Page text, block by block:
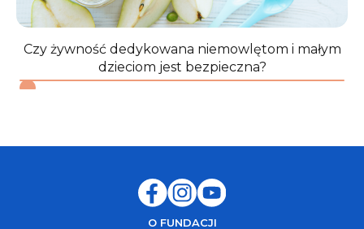
Czy żywność dedykowana niemowlętom i małym
dzieciom jest bezpieczna?
O FUNDACJI